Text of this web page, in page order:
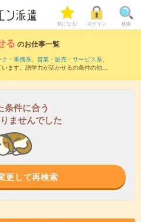
気になる! ログイン 検索
る のお仕事一覧
ク・事務系、 営業・販売・サービス系、
ます。語学力が活かせるの条件の他
条件に合う
ませんでした
更して再検索